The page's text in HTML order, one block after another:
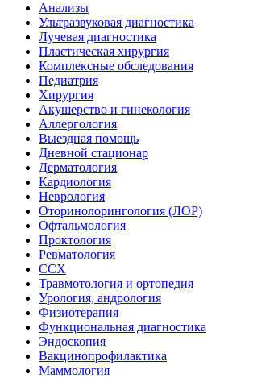
Анализы
Ультразвуковая диагностика
Лучевая диагностика
Пластическая хирургия
Комплексные обследования
Педиатрия
Хирургия
Акушерство и гинекология
Аллергология
Выездная помощь
Дневной стационар
Дерматология
Кардиология
Неврология
Оторинолорингология (ЛОР)
Офтальмология
Проктология
Ревматология
ССХ
Травмотология и ортопедия
Урология, андрология
Физиотерапия
Функциональная диагностика
Эндоскопия
Вакцинопрофилактика
Маммология